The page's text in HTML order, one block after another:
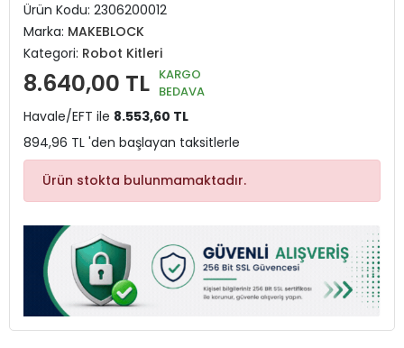
Ürün Kodu: 2306200012
Marka: MAKEBLOCK
Kategori: Robot Kitleri
8.640,00 TL KARGO
BEDAVA
Havale/EFT ile 8.553,60 TL
894,96 TL 'den başlayan taksitlerle
Ürün stokta bulunmamaktadır.